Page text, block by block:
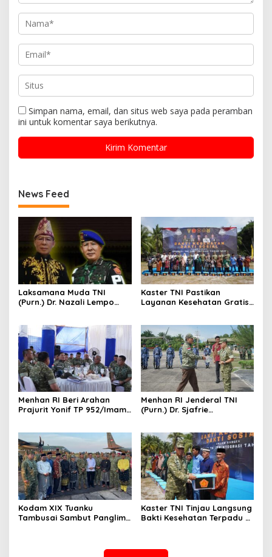
Simpan nama, email, dan situs web saya pada peramban
ini untuk komentar saya berikutnya.
News Feed
Laksamana Muda TNI
(Purn.) Dr. Nazali Lempo
Tegas, Berintegritas, dan
Tidak Berkompromi
terhadap Penegakan
Hukum
Kaster TNI Pastikan
Layanan Kesehatan Gratis
untuk Masyarakat Lingga
Menhan RI Beri Arahan
Prajurit Yonif TP 952/Imam
Penguatan Satuan
Menhan RI Jenderal TNI
(Purn.) Dr. Sjafrie
Tuanku Tambusai Kawal
Kunjungan ke Dua Yonif
Teritorial Pembangunan
Kodam XIX Tuanku
Tambusai Sambut Panglima
Kaster TNI Tinjau Langsung
Bakti Kesehatan Terpadu di